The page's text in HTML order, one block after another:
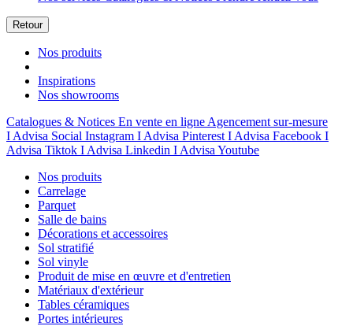
Retour
Nos produits
Inspirations
Nos showrooms
Catalogues & Notices En vente en ligne Agencement sur-mesure
I Advisa Social Instagram I Advisa Pinterest I Advisa Facebook I
Advisa Tiktok I Advisa Linkedin I Advisa Youtube
Nos produits
Carrelage
Parquet
Salle de bains
Décorations et accessoires
Sol stratifié
Sol vinyle
Produit de mise en œuvre et d'entretien
Matériaux d'extérieur
Tables céramiques
Portes intérieures